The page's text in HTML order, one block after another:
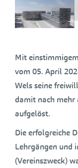
Mit
vom 05. April
Wels seine
damit nach
aufgelöst.
Die erfolgreiche
Lehrgängen und
(Vereinszweck)